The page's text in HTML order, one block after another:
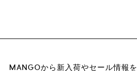
MANGOから新入荷やセール情報を